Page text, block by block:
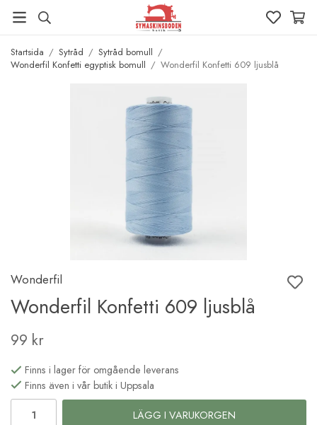
Startsida / Sytråd / Sytråd bomull /
Wonderfil Konfetti egyptisk bomull / Wonderfil Konfetti 609 ljusblå
Wonderfil
Wonderfil Konfetti 609 ljusblå
99 kr
Finns i lager för omgående leverans
Finns även i vår butik i Uppsala
LÄGG I VARUKORGEN